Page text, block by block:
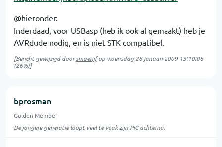
@hieronder:
Inderdaad, voor USBasp (heb ik ook al gemaakt) heb je
AVRdude nodig, en is niet STK compatibel.
[Bericht gewijzigd doorsmoerijfop woensdag 28 januari 2009 13:10:06
(26%)]
bprosman
Golden Member
De jongere generatie loopt veel te vaak zijn PIC achterna.